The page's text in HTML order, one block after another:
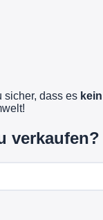
sicher, dass es kein
verkaufen?